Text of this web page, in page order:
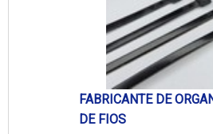
FABRICANTE DE
DE FIOS